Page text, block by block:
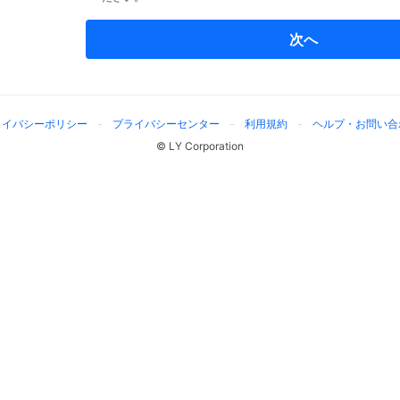
次へ
バシーポリシー プライバシーセンター 利用規約
ヘルプ・お問い
© LY Corporation